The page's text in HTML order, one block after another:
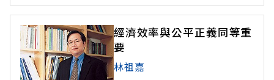
經濟效率與公平正義同等重
要
林祖嘉